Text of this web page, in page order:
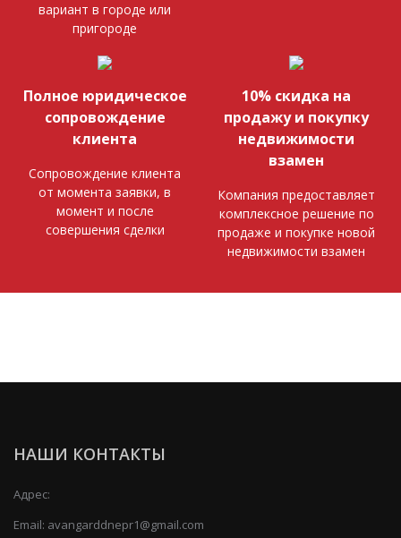
вариант в городе или
пригороде
Полное юридическое
сопровождение
клиента
Сопровождение клиента
от момента заявки, в
момент и после
совершения сделки
10% скидка на
продажу и покупку
недвижимости
взамен
Компания предоставляет
комплексное решение по
продаже и покупке новой
недвижимости взамен
НАШИ КОНТАКТЫ
Адрес:
Email: avangarddnepr1@gmail.com